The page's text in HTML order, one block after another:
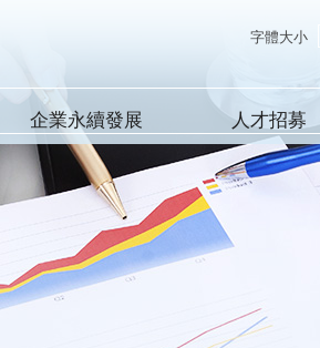
字體大小
企業永續發展 人才招募